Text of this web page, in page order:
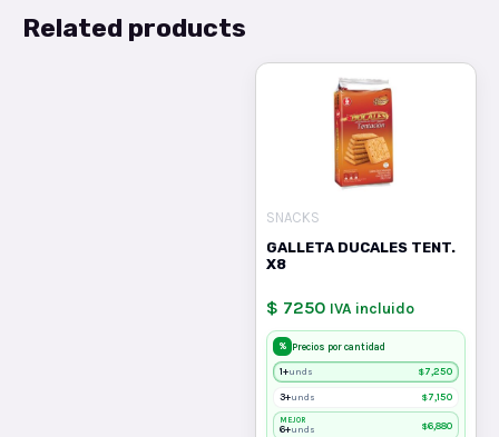
Related products
SNACKS
GALLETA DUCALES TENT.
X8
$ 7250 IVA incluido
% Precios por cantidad
1+unds $7,250
3+unds $7,150
MEJOR
6+unds $6,880